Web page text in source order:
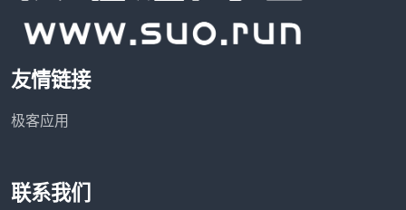
友情链接
极客应用
联系我们